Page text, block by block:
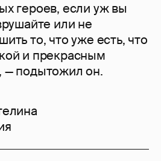
героев, если уж вы
или не
то, что уже есть, что
и прекрасным
— подытожил он.